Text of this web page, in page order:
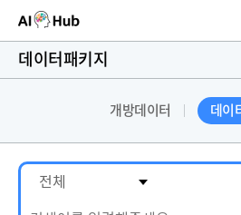
AI-Hub
AI 데이터찾기
데이터패키지
개방데이터 데이